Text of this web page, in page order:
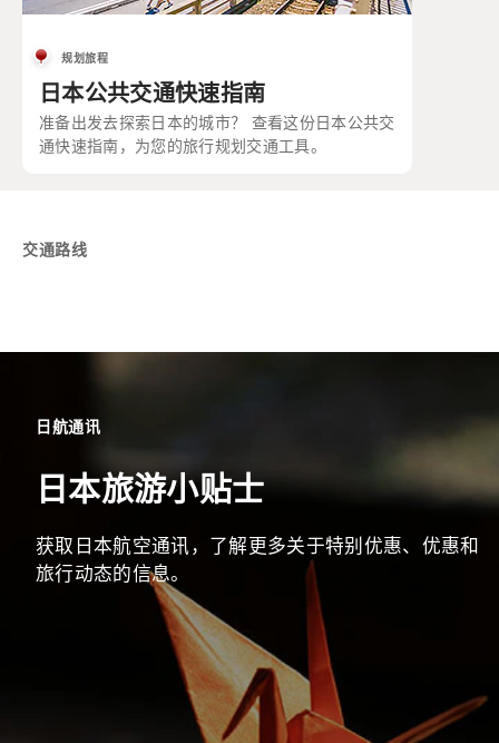
规划旅程
日本公共交通快速指南
准备出发去探索日本的城市？ 查看这份日本公共交
通快速指南，为您的旅行规划交通工具。
交通路线
日航通讯
日本旅游小贴士
获取日本航空通讯，了解更多关于特别优惠、优惠和
旅行动态的信息。